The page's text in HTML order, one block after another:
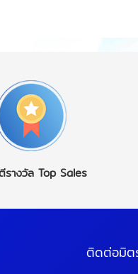
รางวัล Top Sales
ติดต่อมิต